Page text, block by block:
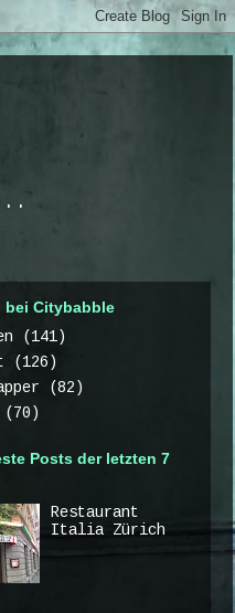
bei Citybabble
(141)
(126)
(82)
(70)
Posts der letzten 7
Restaurant
Italia Zürich